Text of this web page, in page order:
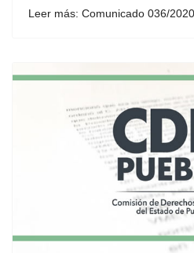
Leer más: Comunicado 036/2020